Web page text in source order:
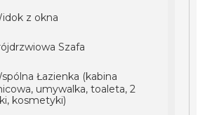
z okna
Szafa
Łazienka (kabina
umywalka, toaleta, 2
kosmetyki)